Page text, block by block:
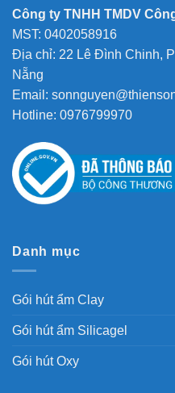
Công ty TNHH TMDV
MST: 0402058916
Địa chỉ: 22 Lê Đình Chinh,
Nẵng
Email:
Hotline: 0976799970
Danh mục
Gói hút ẩm Clay
Gói hút ẩm Silicagel
Gói hút Oxy